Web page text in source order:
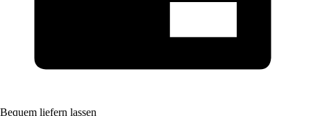
Bequem liefern lassen